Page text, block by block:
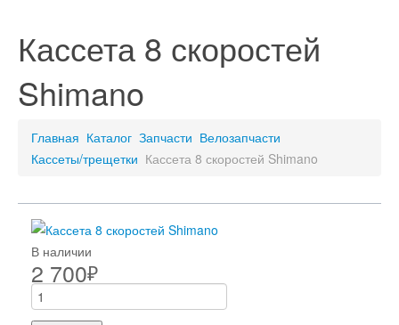
Кассета 8 скоростей
Shimano
Главная Каталог Запчасти Велозапчасти
Кассеты/трещетки Кассета 8 скоростей Shimano
В наличии
2 700₽